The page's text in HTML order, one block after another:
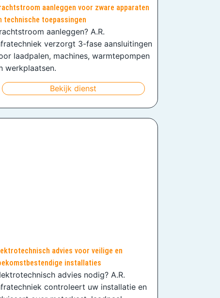
aanleggen voor zware apparaten
technische toepassingen
aanleggen? A.R.
verzorgt 3-fase aansluitingen
laadpalen, machines, warmtepompen
werkplaatsen.
Bekijk dienst
advies voor veilige en
installaties
advies nodig? A.R.
controleert uw installatie en